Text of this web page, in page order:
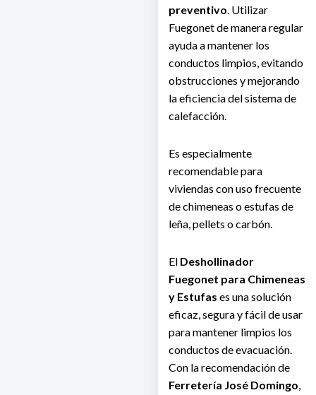
preventivo. Utilizar
Fuegonet de manera regular
ayuda a mantener los
conductos limpios, evitando
obstrucciones y mejorando
la eficiencia del sistema de
calefacción.
Es especialmente
recomendable para
viviendas con uso frecuente
de chimeneas o estufas de
leña, pellets o carbón.
El Deshollinador
Fuegonet para Chimeneas
y Estufas es una solución
eficaz, segura y fácil de usar
para mantener limpios los
conductos de evacuación.
Con la recomendación de
Ferretería José Domingo,